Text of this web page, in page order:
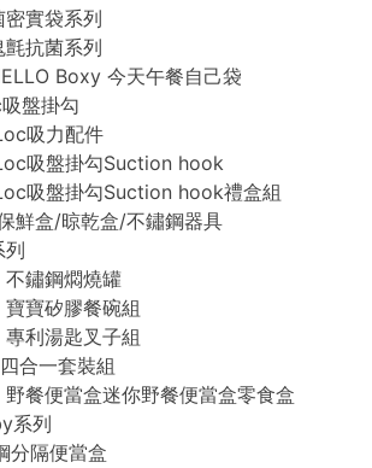
實袋系列
抗菌系列
Boxy 今天午餐自己袋
盤掛勾
吸力配件
吸盤掛勾Suction hook
吸盤掛勾Suction hook禮盒組
鮮盒/晾乾盒/不鏽鋼器具
列
不鏽鋼燜燒罐
寶寶矽膠餐碗組
專利湯匙叉子組
合一套裝組
野餐便當盒迷你野餐便當盒零食盒
系列
分隔便當盒